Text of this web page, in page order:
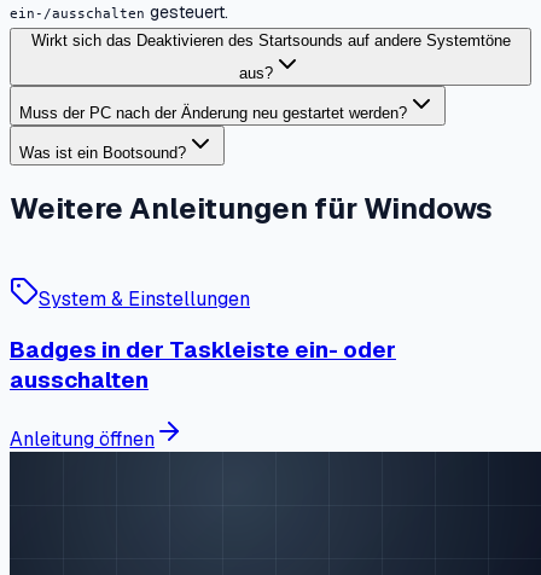
ein-/ausschalten gesteuert.
Wirkt sich das Deaktivieren des Startsounds auf andere Systemtöne
aus?
Muss der PC nach der Änderung neu gestartet werden?
Was ist ein Bootsound?
Weitere Anleitungen für Windows
System & Einstellungen
Badges in der Taskleiste ein- oder
ausschalten
Anleitung öffnen